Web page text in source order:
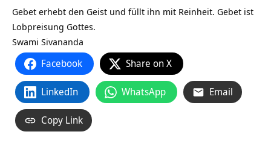
Gebet erhebt den Geist und füllt ihn mit Reinheit. Gebet ist
Lobpreisung Gottes.
Swami Sivananda
Facebook Share on X
LinkedIn WhatsApp Email
Copy Link